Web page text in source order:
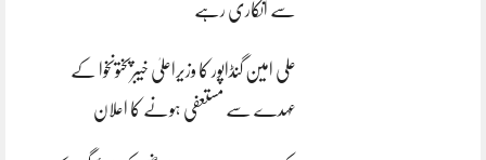
سے انکاری رہے
علی امین گنڈاپور کا وزیراعلیٰ خیبرپختونخوا کے
عہدے سے مستعفی ہونے کا اعلان